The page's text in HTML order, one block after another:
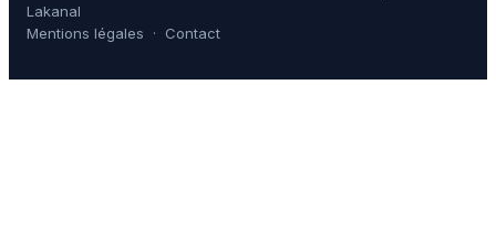
Lakanal
Mentions légales · Contact